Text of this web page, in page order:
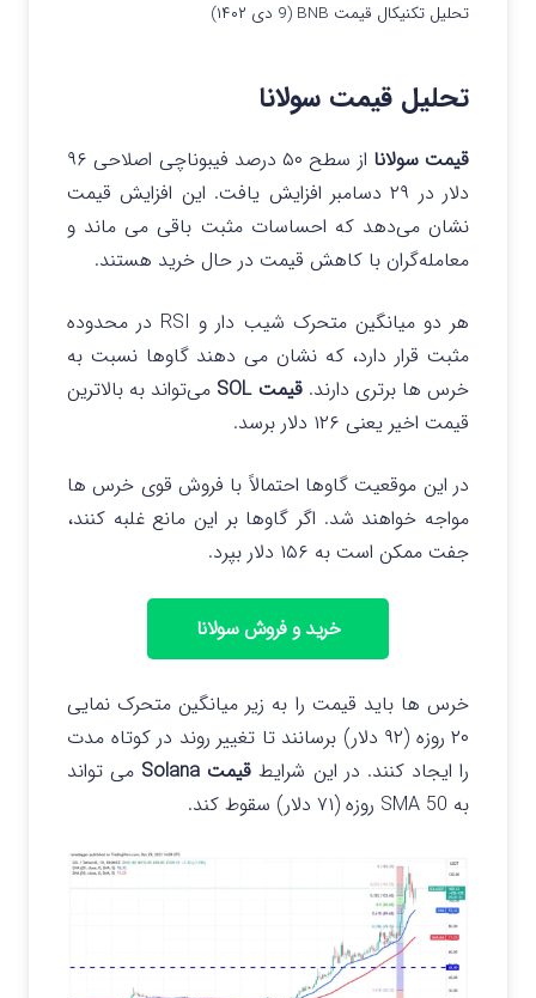
تحلیل تکنیکال قیمت BNB (9 دی ۱۴۰۲)
تحلیل قیمت سولانا
قیمت سولانا
از سطح ۵۰ درصد فیبوناچی اصلاحی ۹۶
دلار در ۲۹ دسامبر افزایش یافت. این افزایش قیمت
نشان می‌دهد که احساسات مثبت باقی می‌ ماند و
معامله‌گران با کاهش قیمت در حال خرید هستند.
هر دو میانگین متحرک شیب دار و RSI در محدوده
مثبت قرار دارد، که نشان می دهند گاوها نسبت به
خرس ها برتری دارند.قیمت SOL
می‌تواند به بالاترین
قیمت اخیر یعنی ۱۲۶ دلار برسد.
در این موقعیت گاوها احتمالاً با فروش قوی خرس‌ ها
مواجه خواهند شد. اگر گاوها بر این مانع غلبه کنند،
جفت ممکن است به ۱۵۶ دلار بپرد.
خرید و فروش سولانا
خرس ها باید قیمت را به زیر میانگین متحرک نمایی
۲۰ روزه (۹۲ دلار) برسانند تا تغییر روند در کوتاه مدت
را ایجاد کنند. در این شرایط قیمت Solana
می تواند
به SMA 50 روزه (۷۱ دلار) سقوط کند.